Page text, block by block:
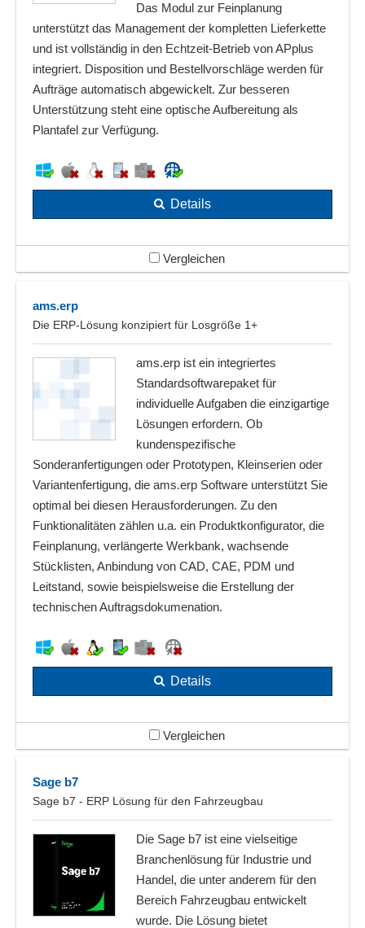
Das Modul zur Feinplanung
unterstützt das Management der kompletten Lieferkette
und ist vollständig in den Echtzeit-Betrieb von APplus
integriert. Disposition und Bestellvorschläge werden für
Aufträge automatisch abgewickelt. Zur besseren
Unterstützung steht eine optische Aufbereitung als
Plantafel zur Verfügung.
Details
Vergleichen
ams.erp
Die ERP-Lösung konzipiert für Losgröße 1+
ams.erp ist ein integriertes
Standardsoftwarepaket für
individuelle Aufgaben die einzigartige
Lösungen erfordern. Ob
kundenspezifische
Sonderanfertigungen oder Prototypen, Kleinserien oder
Variantenfertigung, die ams.erp Software unterstützt Sie
optimal bei diesen Herausforderungen. Zu den
Funktionalitäten zählen u.a. ein Produktkonfigurator, die
Feinplanung, verlängerte Werkbank, wachsende
Stücklisten, Anbindung von CAD, CAE, PDM und
Leitstand, sowie beispielsweise die Erstellung der
technischen Auftragsdokumenation.
Details
Vergleichen
Sage b7
Sage b7 - ERP Lösung für den Fahrzeugbau
Die Sage b7 ist eine vielseitige
Branchenlösung für Industrie und
Handel, die unter anderem für den
Bereich Fahrzeugbau entwickelt
wurde. Die Lösung bietet